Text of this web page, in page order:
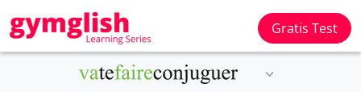
Gratis Test